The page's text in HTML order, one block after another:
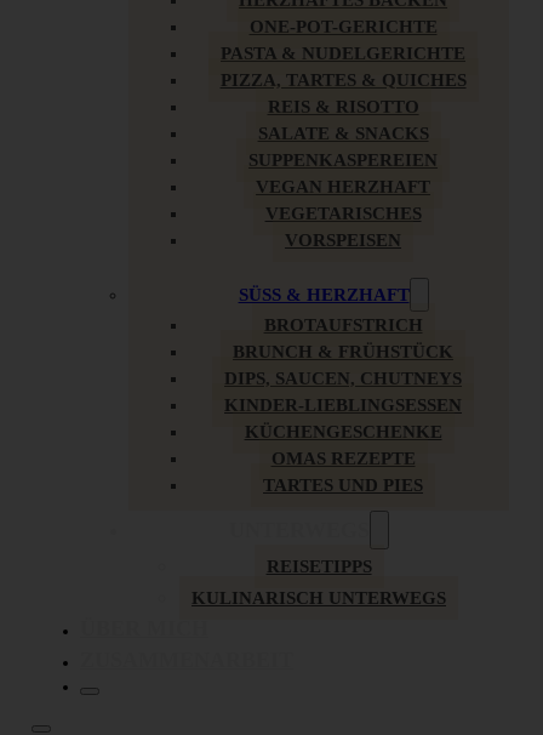
ONE-POT-GERICHTE
PASTA & NUDELGERICHTE
PIZZA, TARTES & QUICHES
REIS & RISOTTO
SALATE & SNACKS
SUPPENKASPEREIEN
VEGAN HERZHAFT
VEGETARISCHES
VORSPEISEN
SÜSS & HERZHAFT
BROTAUFSTRICH
BRUNCH & FRÜHSTÜCK
DIPS, SAUCEN, CHUTNEYS
KINDER-LIEBLINGSESSEN
KÜCHENGESCHENKE
OMAS REZEPTE
TARTES UND PIES
REISETIPPS
KULINARISCH UNTERWEGS